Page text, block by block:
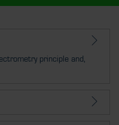
principle and,